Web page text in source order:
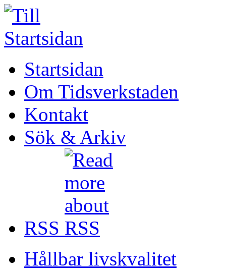
Startsidan
Om Tidsverkstaden
Kontakt
Sök & Arkiv
RSS
Hållbar livskvalitet